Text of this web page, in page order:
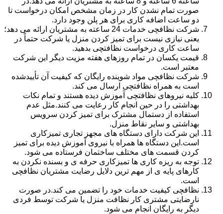
صورت تمام نشدن کار در زمان مشخص امکان درخواست تا
دو ساعت اضافه کاری برای هر پلن وجود دارد.
شرکت نظافچی خدمات 24 ساعته به مشتریان ارائه می دهد؛
یعنی نیازی نیست برای تمیز کردن منزل یا شرکت حتماً در
ساعت کاری درخواست نظافتچی بدهید.
قیمت یکسان در تمام روزهای هفته مزیت دیگر این شرکت
معتبر است.
شرکت نظافچی مواد شوینده رایگان که کیفیت آن تأییدشده
است به همراه نظافتچی ارسال می کند.
کلیه نیروهای نظافتچی آموزش دیده هستند و تمام نکات
بهداشتی را در حین انجام کار رعایت می کنند.مثل عدم
استفاده از دستمال مشترک برای تمیز کردن سرویس
بهداشتی و سایر نقاط منزل.
این شرکت دارای دستگاه های مجهز تجاری تمیزکاری
است.این دستگاه ها همراه با نیروی آموزش دیده برای تمیز
کردن قسمت های مختلف ساختمان فرستاده می شود.
توجه به ریزه کاری ها تمیزکاری حرفه ی و بسنده نکردن به
کارهای پایه ی از مهم ترین دلایل رضایت مشتریان نظافچی
است.
نظافچی کیفیت خدمات خود را تضمین می کند.در صورت
نارضایتی مشتری کار نظافت منزل یا شرکت توسط فردی
دیگر به رایگان انجام می شود.